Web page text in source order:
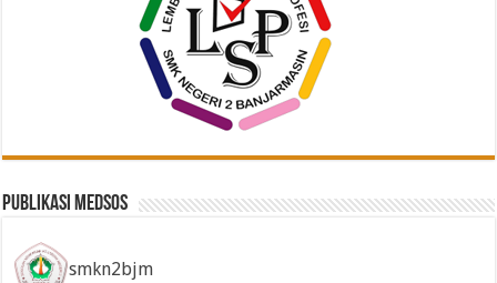
Publikasi Medsos
smkn2bjm